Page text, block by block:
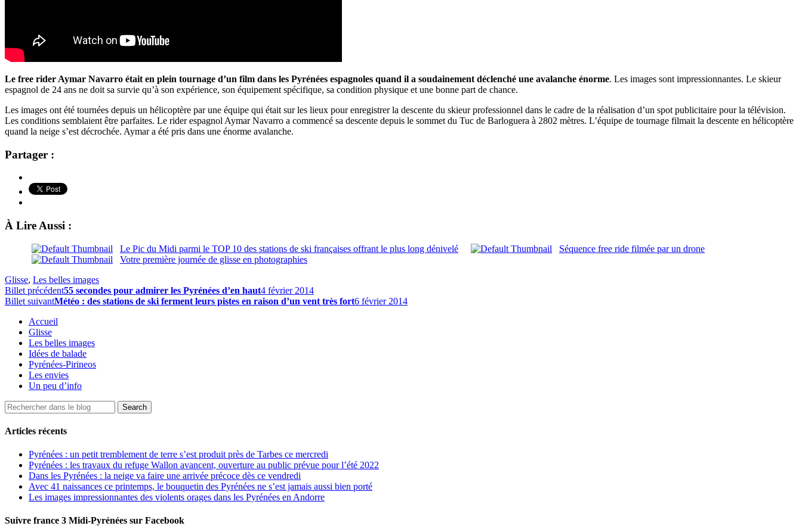
Le free rider Aymar Navarro était en plein tournage d’un film dans les Pyrénées espagnoles quand il a soudainement déclenché une avalanche énorme. Les images sont impressionnantes. Le skieur
espagnol de 24 ans ne doit sa survie qu’à son expérience, son équipement spécifique, sa condition physique et une bonne part de chance.
Les images ont été tournées depuis un hélicoptère par une équipe qui était sur les lieux pour enregistrer la descente du skieur professionnel dans le cadre de la réalisation d’un spot publicitaire pour la télévision.
Les conditions semblaient être parfaites. Le rider espagnol Aymar Navarro a commencé sa descente depuis le sommet du Tuc de Barloguera à 2802 mètres. L’équipe de tournage filmait la descente en hélicoptère
quand la neige s’est décrochée. Aymar a été pris dans une énorme avalanche.
Partager :
À Lire Aussi :
Le Pic du Midi parmi le TOP 10 des stations de ski françaises offrant le plus long dénivelé
Séquence free ride filmée par un drone
Votre première journée de glisse en photographies
Glisse, Les belles images
Billet précédent55 secondes pour admirer les Pyrénées d’en haut4 février 2014
Billet suivantMétéo : des stations de ski ferment leurs pistes en raison d’un vent très fort6 février 2014
Accueil
Glisse
Les belles images
Idées de balade
Pyrénées-Pirineos
Les envies
Un peu d’info
Articles récents
Pyrénées : un petit tremblement de terre s’est produit près de Tarbes ce mercredi
Pyrénées : les travaux du refuge Wallon avancent, ouverture au public prévue pour l’été 2022
Dans les Pyrénées : la neige va faire une arrivée précoce dès ce vendredi
Avec 41 naissances ce printemps, le bouquetin des Pyrénées ne s’est jamais aussi bien porté
Les images impressionnantes des violents orages dans les Pyrénées en Andorre
Suivre france 3 Midi-Pyrénées sur Facebook